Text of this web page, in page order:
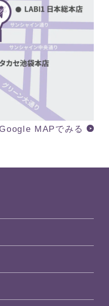
Google MAPでみる